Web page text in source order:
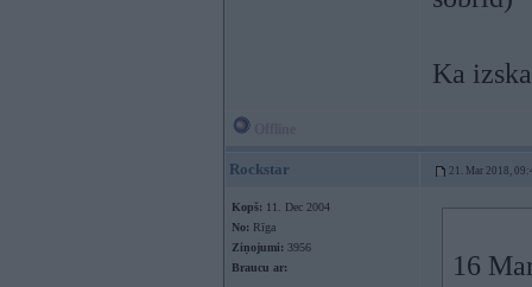
Ka
Rockstar 21. Mar 2018,
Kopš: 11. Dec 2004
No: Rīga
Ziņojumi: 3956
Braucu ar:
16